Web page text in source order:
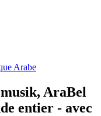
Arabe
AraBel
entier - avec